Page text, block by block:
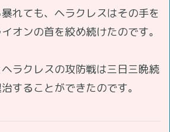
れても、ヘラクレスはその手を
オンの首を絞め続けたのです。
ラクレスの攻防戦は三日三晩続
することができたのです。